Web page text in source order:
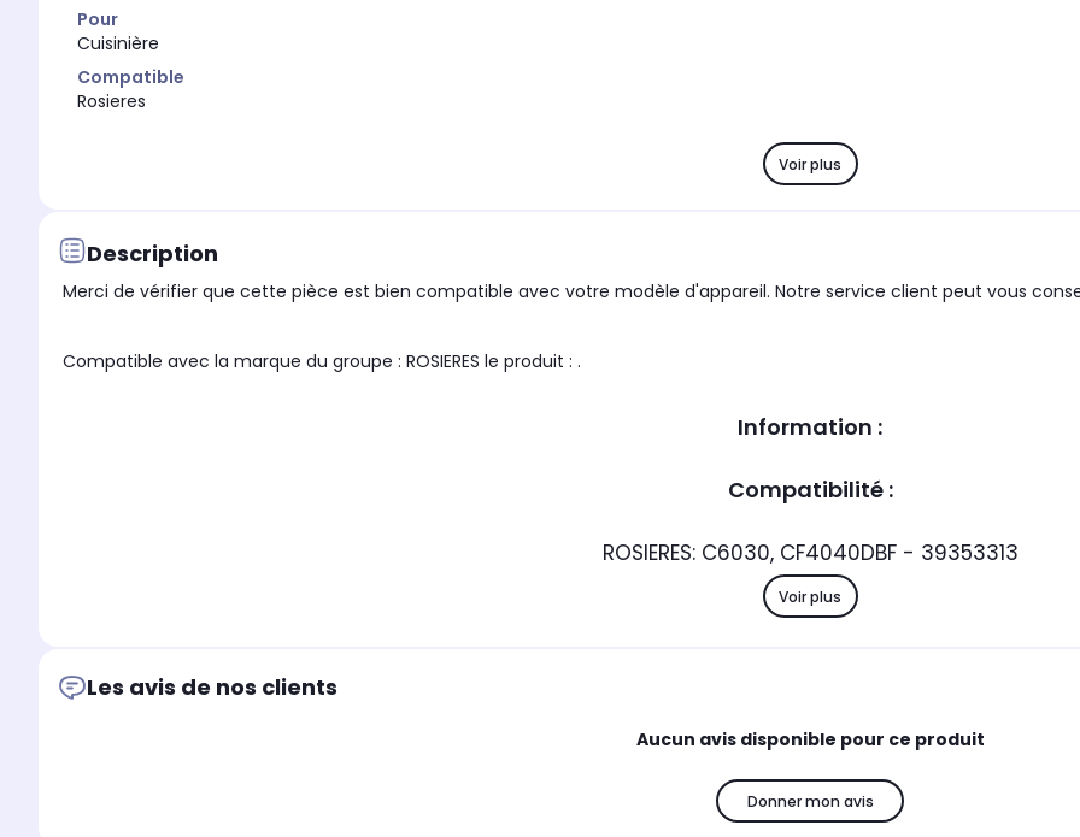
Pour
Cuisinière
Compatible
Rosieres
Voir plus
Description
Merci de vérifier que cette pièce est bien compatible avec votre modèle d'appareil. Notre service client peut vous
Compatible avec la marque du groupe : ROSIERES le produit : .
Information :
Compatibilité :
ROSIERES: C6030, CF4040DBF - 39353313
Voir plus
Les avis de nos clients
Aucun avis disponible pour ce produit
Donner mon avis